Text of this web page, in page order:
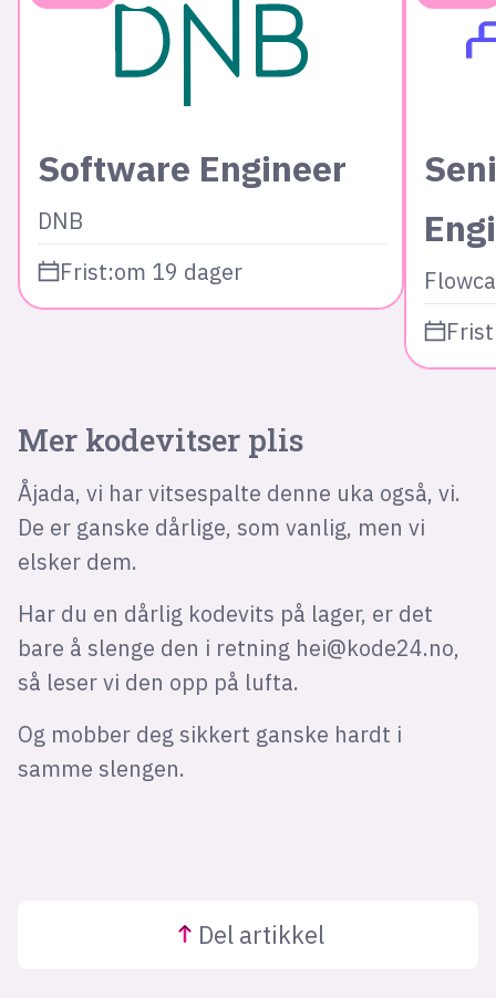
Software Engineer
DNB
Frist:om 19 dager
Mer kodevitser plis
Åjada, vi har vitsespalte denne uka også, vi.
De er ganske dårlige, som vanlig, men vi
elsker dem.
Har du en dårlig kodevits på lager, er det
bare å slenge den i retning hei@kode24.no,
så leser vi den opp på lufta.
Og mobber deg sikkert ganske hardt i
samme slengen.
Del artikkel